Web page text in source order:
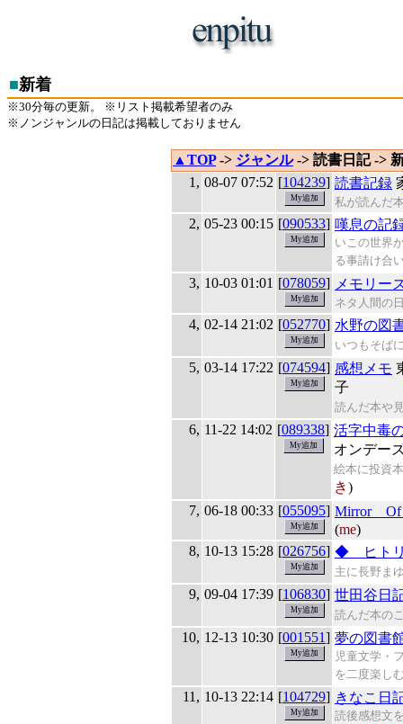
■新着
※30分毎の更新。 ※リスト掲載希望者のみ
※ノンジャンルの日記は掲載しておりません
▲TOP-> ジャンル-> 読書日記 ->
1, 08-07 07:52 [104239] 読書記録
私が読んだ
2, 05-23 00:15 [090533] 嘆息の記
いこの世界
る事請け合
3, 10-03 01:01 [078059] メモリー
ネタ人間の
4, 02-14 21:02 [052770] 水野の図
いつもそば
5, 03-14 17:22 [074594] 感想メモ
子
読んだ本や
6, 11-22 14:02 [089338] 活字中毒
オンデ
絵本に投資
き)
7, 06-18 00:33 [055095] Mirror Of
(me)
8, 10-13 15:28 [026756] ◆ ヒト
主に長野ま
9, 09-04 17:39 [106830] 世田谷日
読んだ本の
10, 12-13 10:30 [001551] 夢の図書
児童文学・
を二度楽し
11, 10-13 22:14 [104729] きなこ日
読後感想文